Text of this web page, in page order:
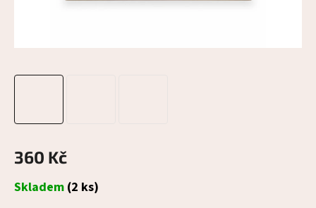
360 Kč
Měrná
Skladem (2 ks)